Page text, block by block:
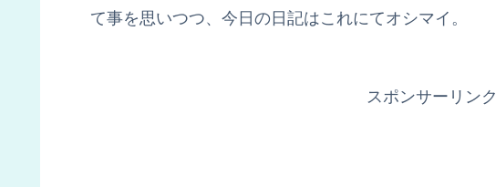
て事を思いつつ、今日の日記はこれにてオシマイ。
スポンサーリンク